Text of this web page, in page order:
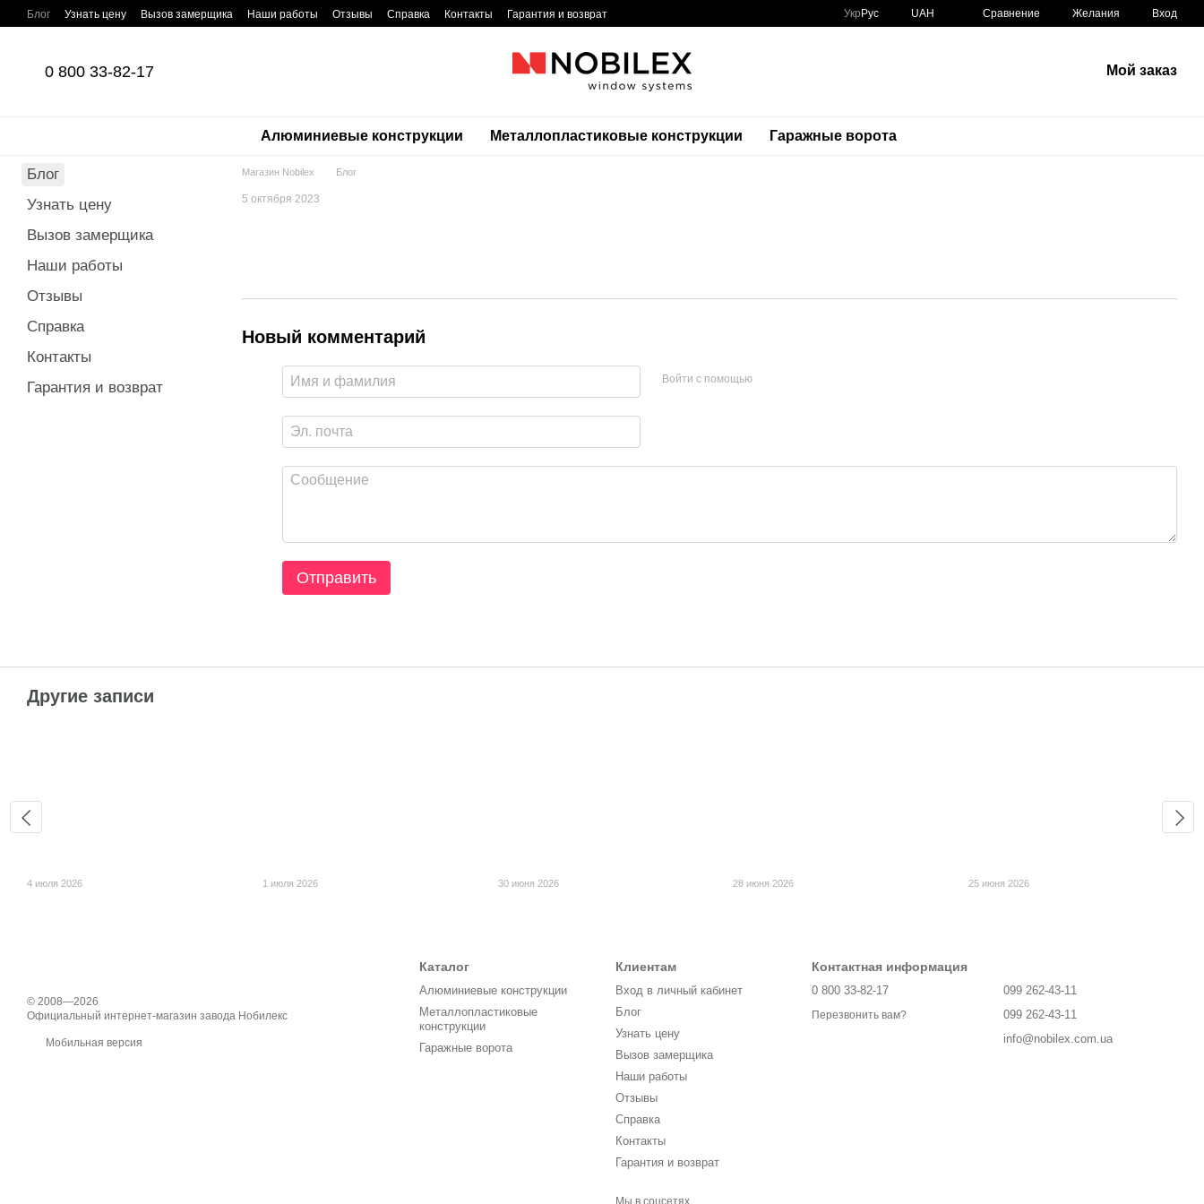
Перейти к основному контенту
Блог Узнать цену Вызов замерщика Наши работы Отзывы Справка Контакты Гарантия и возврат Укр Рус UAH Сравнение Желания Вход
0 800 33-82-17 Мой заказ
Алюминиевые конструкции Металлопластиковые конструкции Гаражные ворота
Магазин Nobilex Блог
5 октября 2023
Новый комментарий
Войти с помощью
Отправить
Блог
Узнать цену
Вызов замерщика
Наши работы
Отзывы
Справка
Контакты
Гарантия и возврат
Другие записи
4 июля 2026 1 июля 2026 30 июня 2026 28 июня 2026 25 июня 2026
© 2008—2026
Официальный интернет-магазин завода Нобилекс
Мобильная версия
Каталог
Алюминиевые конструкции
Металлопластиковые
конструкции
Гаражные ворота
Клиентам
Вход в личный кабинет
Блог
Узнать цену
Вызов замерщика
Наши работы
Отзывы
Справка
Контакты
Гарантия и возврат
Контактная информация
0 800 33-82-17
Перезвонить вам?
099 262-43-11
099 262-43-11
info@nobilex.com.ua